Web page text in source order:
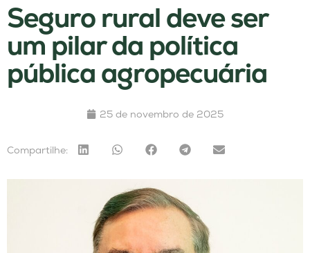
Seguro rural deve ser
um pilar da política
pública agropecuária
25 de novembro de 2025
Compartilhe: